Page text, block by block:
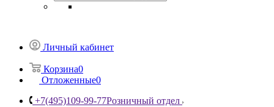
Личный кабинет
Корзина0
Отложенные0
+7(495)109-99-77Розничный отдел